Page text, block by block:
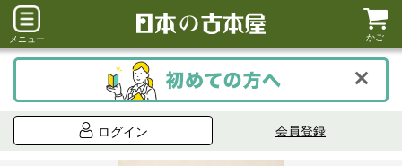
メニュー かご
ログイン 会員登録